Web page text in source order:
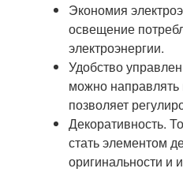
Экономия
освещение
электроэнергии.
Удобство
можно
позволяет
Декоративность.
стать элементом
оригинальности и